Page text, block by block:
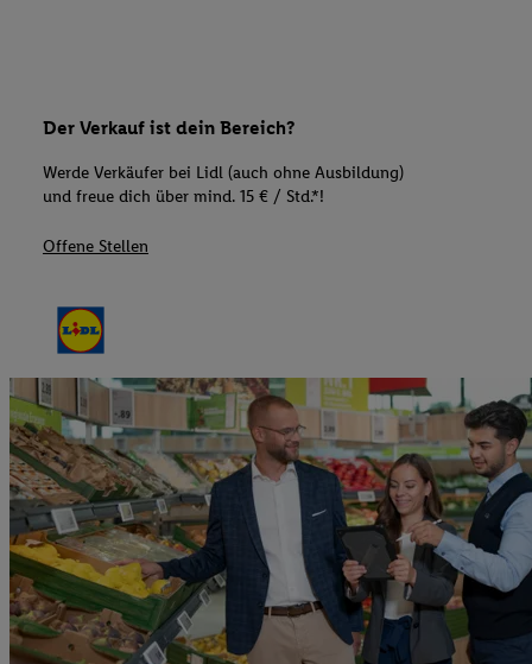
Der Verkauf ist dein Bereich?
Werde Verkäufer bei Lidl (auch ohne Ausbildung)
und freue dich über mind. 15 € / Std.*!
Offene Stellen